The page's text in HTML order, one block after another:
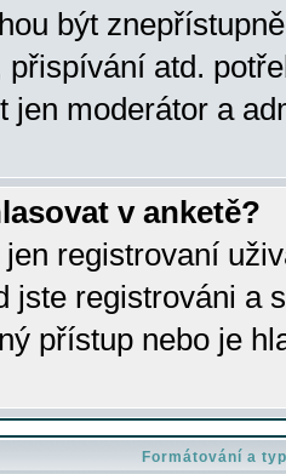
být
atd.
jen moderátor a
v anketě?
registrovaní
jste registrováni a
přístup nebo je
Formátování a